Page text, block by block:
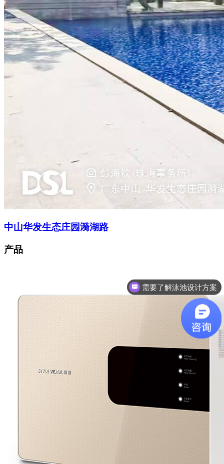
中山华发生态庄园漪湖路
产品
想了解游泳池设备？